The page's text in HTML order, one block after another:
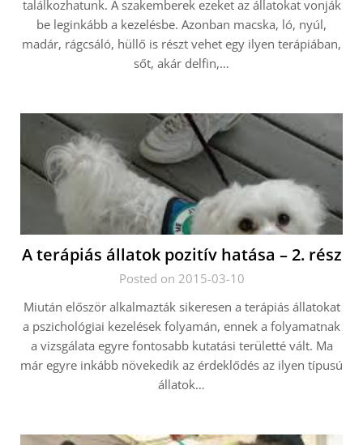
találkozhatunk. A szakemberek ezeket az állatokat vonják
be leginkább a kezelésbe. Azonban macska, ló, nyúl,
madár, rágcsáló, hüllő is részt vehet egy ilyen terápiában,
sőt, akár delfin,…
A terápiás állatok pozitív hatása – 2. rész
Posted on 2015-03-10
Miután először alkalmazták sikeresen a terápiás állatokat
a pszichológiai kezelések folyamán, ennek a folyamatnak
a vizsgálata egyre fontosabb kutatási területté vált. Ma
már egyre inkább növekedik az érdeklődés az ilyen típusú
állatok…